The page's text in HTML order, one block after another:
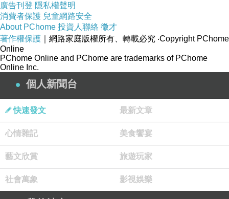
廣告刊登 隱私權聲明
消費者保護 兒童網路安全
About PChome 投資人聯絡 徵才
著作權保護 ｜網路家庭版權所有、轉載必究 ‧Copyright PChome
Online
PChome Online and PChome are trademarks of PChome
Online Inc.
個人新聞台
快速發文 最新文章
心情雜記 美食饗宴
藝文欣賞 旅遊玩家
社會萬象 影視娛樂